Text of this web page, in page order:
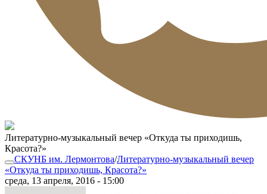
Литературно-музыкальный вечер «Откуда ты приходишь,
Красота?»
СКУНБ им. Лермонтова/Литературно-музыкальный вечер
«Откуда ты приходишь, Красота?»
среда, 13 апреля, 2016 - 15:00